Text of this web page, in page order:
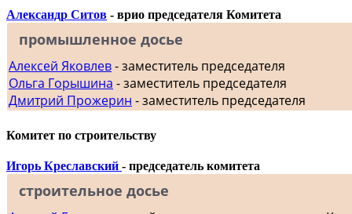
Александр Ситов - врио председателя Комитета
промышленное досье
Алексей Яковлев- заместитель председателя
Ольга Горышина - заместитель председателя
Дмитрий Прожерин - заместитель председателя
Комитет по строительству
Игорь Креславский - председатель комитета
строительное досье